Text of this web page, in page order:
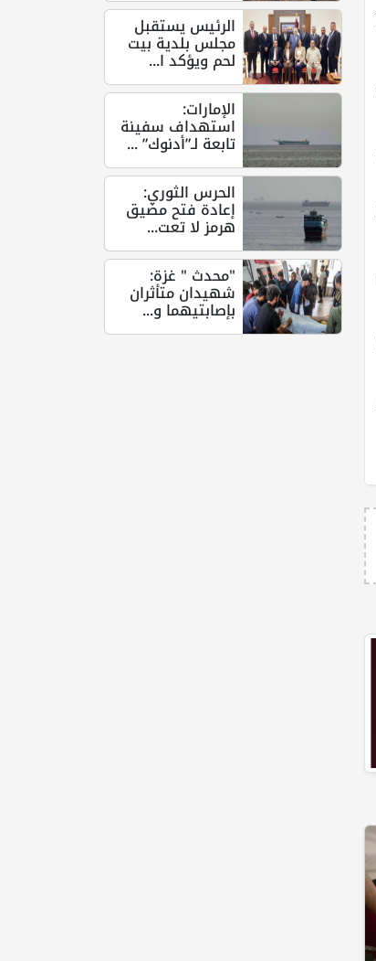
الرئيس يستقبل
مجلس بلدية بيت
لحم ويؤكد ا...
الإمارات:
استهداف سفينة
تابعة لـ”أدنوك” ...
الحرس الثوري:
إعادة فتح مضيق
هرمز لا تعت...
"محدث " غزة:
شهيدان متأثران
بإصابتيهما و...